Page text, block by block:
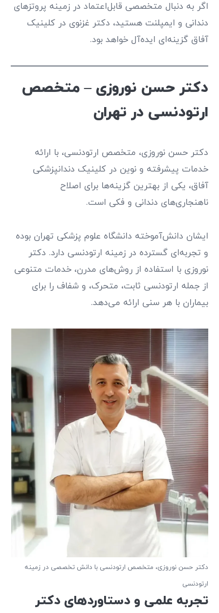
اگر به دنبال متخصصی قابل‌اعتماد در زمینه پروتزهای
دندانی و ایمپلنت هستید، دکتر غزنوی در کلینیک
آفاق گزینه‌ای ایده‌آل خواهد بود.
دکتر حسن نوروزی – متخصص
ارتودنسی در تهران
دکتر حسن نوروزی، متخصص ارتودنسی، با ارائه
خدمات پیشرفته و نوین در کلینیک دندانپزشکی
آفاق، یکی از بهترین گزینه‌ها برای اصلاح
ناهنجاری‌های دندانی و فکی است.
ایشان دانش‌آموخته دانشگاه علوم پزشکی تهران بوده
و تجربه‌ای گسترده در زمینه ارتودنسی دارد. دکتر
نوروزی با استفاده از روش‌های مدرن، خدمات متنوعی
از جمله ارتودنسی ثابت، متحرک، و شفاف را برای
بیماران با هر سنی ارائه می‌دهد.
دکتر حسن نوروزی، متخصص ارتودنسی با دانش تخصصی در زمینه
ارتودنسی
تجربه علمی و دستاوردهای دکتر